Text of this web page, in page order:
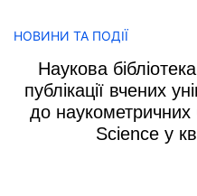
НОВИНИ ТА ПОДІЇ
Наукова
публікації вчених
до
Science у